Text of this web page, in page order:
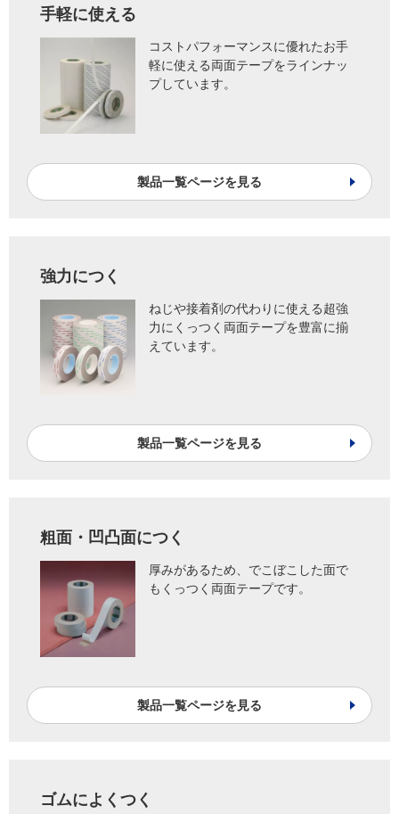
手軽に使える
コストパフォーマンスに優れたお手
軽に使える両面テープをラインナッ
プしています。
製品一覧ページを見る
強力につく
ねじや接着剤の代わりに使える超強
力にくっつく両面テープを豊富に揃
えています。
製品一覧ページを見る
粗面・凹凸面につく
厚みがあるため、でこぼこした面で
もくっつく両面テープです。
製品一覧ページを見る
ゴムによくつく